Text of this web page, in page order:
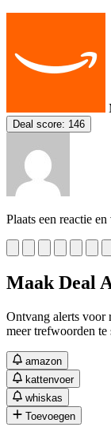
Deal score: 146
Plaats een reactie
Maak Deal
Ontvang alerts voor
meer trefwoorden te
amazon
kattenvoer
whiskas
Toevoegen